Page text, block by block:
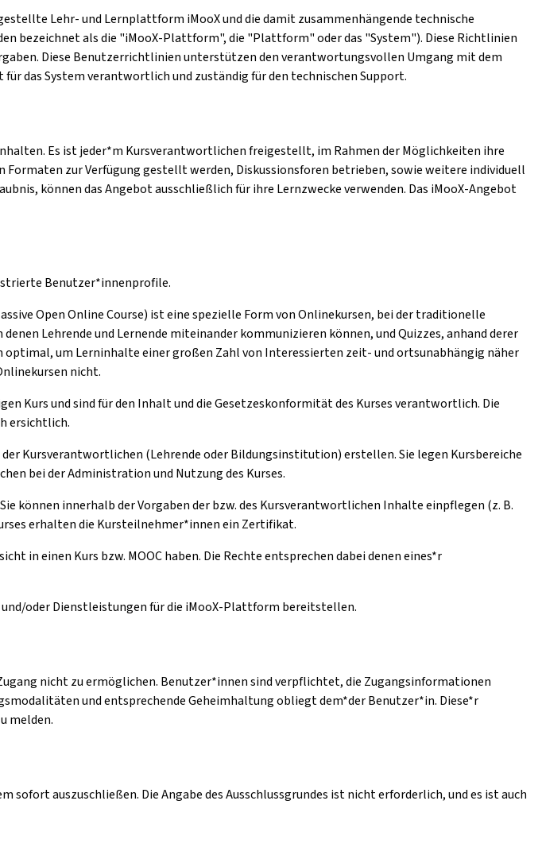
Lehr- und Lernplattform iMooX und die damit zusammenhängende technische
bezeichnet als die "iMooX-Plattform", die "Plattform" oder das "System"). Diese Richtlinien
Diese Benutzerrichtlinien unterstützen den verantwortungsvollen Umgang mit dem
das System verantwortlich und zuständig für den technischen Support.
Es ist jeder*m Kursverantwortlichen freigestellt, im Rahmen der Möglichkeiten ihre
zur Verfügung gestellt werden, Diskussionsforen betrieben, sowie weitere individuell
können das Angebot ausschließlich für ihre Lernzwecke verwenden. Das iMooX-Angebot
Benutzer*innenprofile.
Open Online Course) ist eine spezielle Form von Onlinekursen, bei der traditionelle
Lehrende und Lernende miteinander kommunizieren können, und Quizzes, anhand derer
optimal, um Lerninhalte einer großen Zahl von Interessierten zeit- und ortsunabhängig näher
nicht.
Kurs und sind für den Inhalt und die Gesetzeskonformität des Kurses verantwortlich. Die
ersichtlich.
Kursverantwortlichen (Lehrende oder Bildungsinstitution) erstellen. Sie legen Kursbereiche
bei der Administration und Nutzung des Kurses.
können innerhalb der Vorgaben der bzw. des Kursverantwortlichen Inhalte einpflegen (z. B.
erhalten die Kursteilnehmer*innen ein Zertifikat.
in einen Kurs bzw. MOOC haben. Die Rechte entsprechen dabei denen eines*r
oder Dienstleistungen für die iMooX-Plattform bereitstellen.
nicht zu ermöglichen. Benutzer*innen sind verpflichtet, die Zugangsinformationen
und entsprechende Geheimhaltung obliegt dem*der Benutzer*in. Diese*r
melden.
auszuschließen. Die Angabe des Ausschlussgrundes ist nicht erforderlich, und es ist auch